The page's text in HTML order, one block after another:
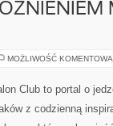
MOŻLIWOŚĆ
Club to portal o
z codzienną